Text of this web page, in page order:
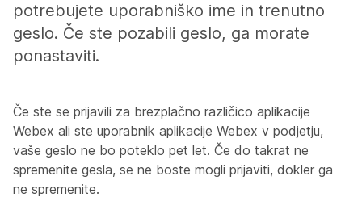
potrebujete uporabniško ime in trenutno
geslo. Če ste pozabili geslo, ga morate
ponastaviti.
Če ste se prijavili za brezplačno različico aplikacije
Webex ali ste uporabnik aplikacije Webex v podjetju,
vaše geslo ne bo poteklo pet let. Če do takrat ne
spremenite gesla, se ne boste mogli prijaviti, dokler ga
ne spremenite.